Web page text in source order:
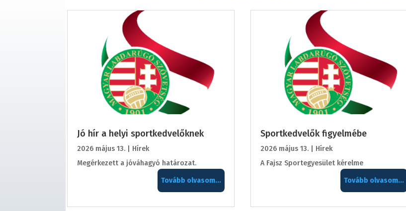
Jó hír a helyi sportkedvelőknek
2026 május 13.
Hírek
Megérkezett a jóváhagyó határozat.
Tovább olvasom...
Sportkedvelők figyelmébe
2026 május 13.| Hírek
A Fajsz Sportegyesület kérelme
Tovább olvasom...